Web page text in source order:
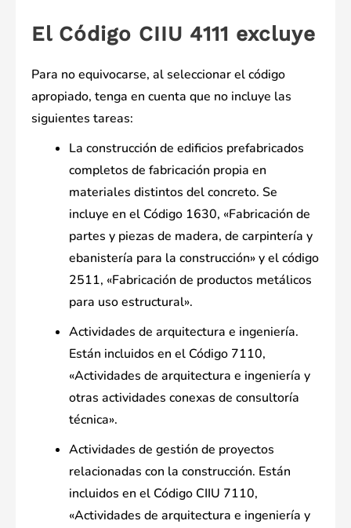
El Código CIIU 4111 excluye
Para no equivocarse, al seleccionar el código
apropiado, tenga en cuenta que no incluye las
siguientes tareas:
La construcción de edificios prefabricados
completos de fabricación propia en
materiales distintos del concreto. Se
incluye en el Código 1630, «Fabricación de
partes y piezas de madera, de carpintería y
ebanistería para la construcción» y el código
2511, «Fabricación de productos metálicos
para uso estructural».
Actividades de arquitectura e ingeniería.
Están incluidos en el Código 7110,
«Actividades de arquitectura e ingeniería y
otras actividades conexas de consultoría
técnica».
Actividades de gestión de proyectos
relacionadas con la construcción. Están
incluidos en el Código CIIU 7110,
«Actividades de arquitectura e ingeniería y